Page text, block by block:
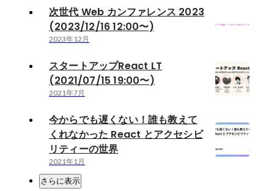
次世代 Web カンファレンス 2023
(2023/12/16 12:00〜)
2023年12月
スタートアップReact LT
(2021/07/15 19:00〜)
2021年7月
今からでも遅くない！誰も教えて
くれなかった React とアクセシビ
リティーの世界
2021年1月
さらに表示